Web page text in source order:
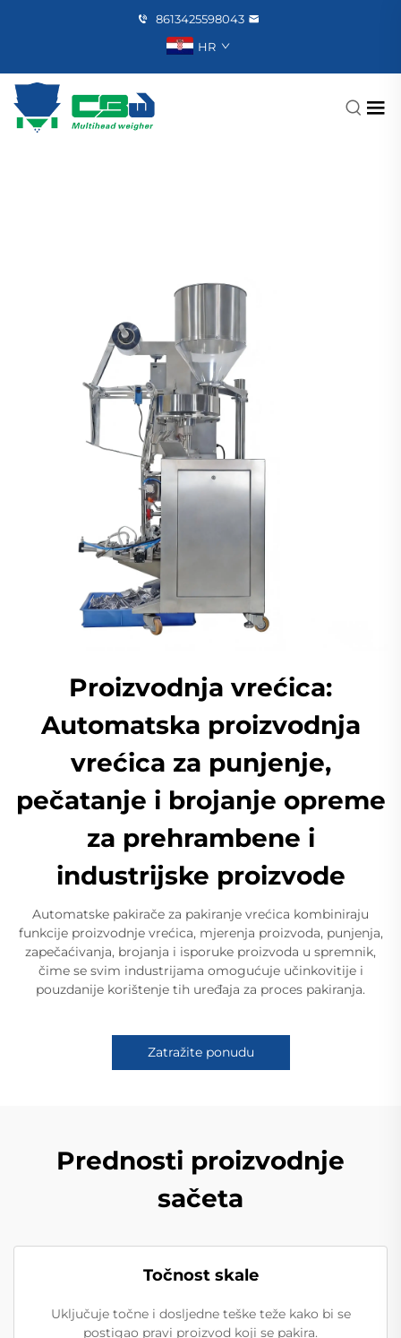
8613425598043
HR
Proizvodnja vrećica:
Automatska proizvodnja
vrećica za punjenje,
pečatanje i brojanje opreme
za prehrambene i
industrijske proizvode
Automatske pakirače za pakiranje vrećica kombiniraju
funkcije proizvodnje vrećica, mjerenja proizvoda, punjenja,
zapečaćivanja, brojanja i isporuke proizvoda u spremnik,
čime se svim industrijama omogućuje učinkovitije i
pouzdanije korištenje tih uređaja za proces pakiranja.
Zatražite ponudu
Prednosti proizvodnje
sačeta
Točnost skale
Uključuje točne i dosljedne teške teže kako bi se
postigao pravi proizvod koji se pakira.